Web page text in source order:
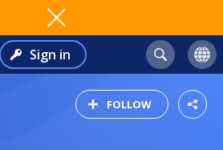
Sign in
FOLLOW